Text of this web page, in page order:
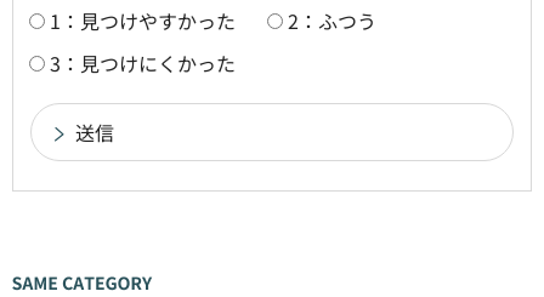
1：見つけやすかった
2：ふつう
3：見つけにくかった